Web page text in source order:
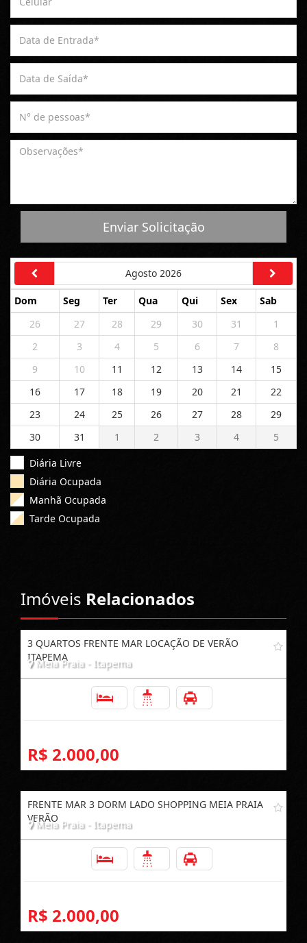
Enviar Solicitação
Agosto 2026
Dom Seg Ter Qua Qui Sex
Sab
26
27 28 29 30 31
1
2
3 4 5 6 7
8
9
10 11 12 13 14
15
16
17 18 19 20 21
22
23
24 25 26 27 28
29
30
31 1 2 3 4
5
Diária Livre
Diária Ocupada
Manhã Ocupada
Tarde Ocupada
Imóveis Relacionados
3 QUARTOS FRENTE MAR LOCAÇÃO DE VERÃO
ITAPEMA
Meia Praia - Itapema
R$ 2.000,00
FRENTE MAR 3 DORM LADO SHOPPING MEIA PRAIA
VERÃO
Meia Praia - Itapema
R$ 2.000,00